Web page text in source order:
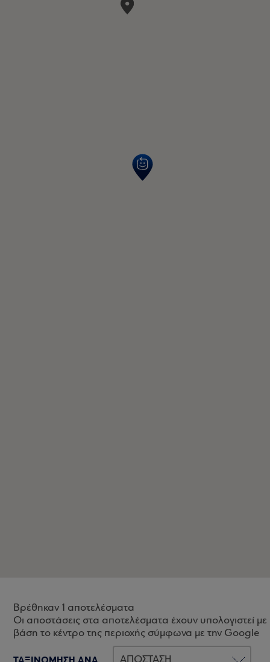
Βρέθηκαν 1 αποτελέσματα
Οι αποστάσεις στα αποτελέσματα έχουν υπολογιστεί με
βάση το κέντρο της περιοχής σύμφωνα με την Google